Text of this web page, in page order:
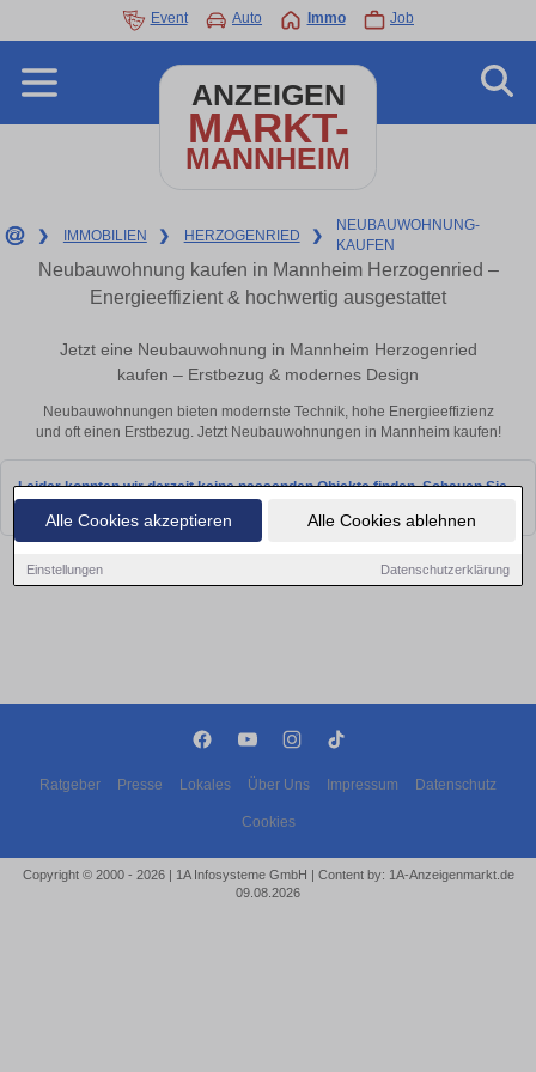
Alle Cookies akzeptieren Alle Cookies ablehnen
Einstellungen Datenschutzerklärung
Event Auto Immo Job
ANZEIGEN
MARKT-
MANNHEIM
❯ IMMOBILIEN ❯ HERZOGENRIED ❯
NEUBAUWOHNUNG-
KAUFEN
Neubauwohnung kaufen in Mannheim Herzogenried –
Energieeffizient & hochwertig ausgestattet
Jetzt eine Neubauwohnung in Mannheim Herzogenried
kaufen – Erstbezug & modernes Design
Neubauwohnungen bieten modernste Technik, hohe Energieeffizienz
und oft einen Erstbezug. Jetzt Neubauwohnungen in Mannheim kaufen!
Leider konnten wir derzeit keine passenden Objekte finden. Schauen Sie
Ratgeber Presse Lokales Über Uns Impressum Datenschutz
Cookies
Copyright © 2000 - 2026 | 1A Infosysteme GmbH | Content by: 1A-Anzeigenmarkt.de
09.08.2026